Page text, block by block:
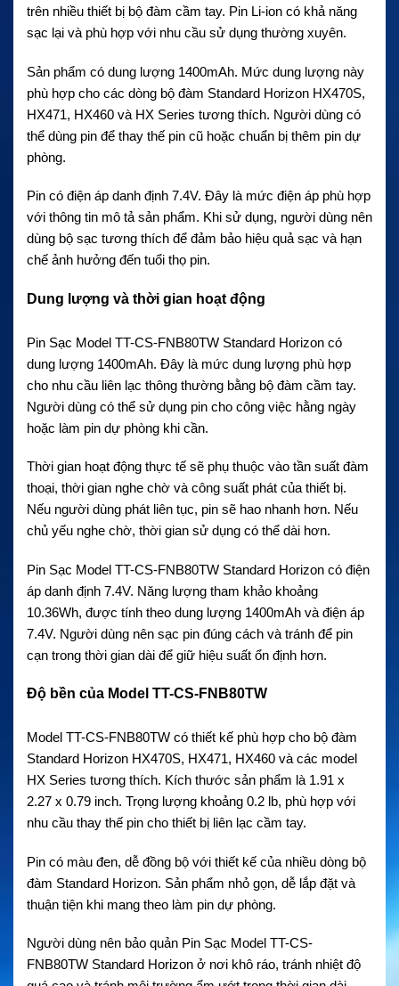
trên nhiều thiết bị bộ đàm cầm tay. Pin Li-ion có khả năng
sạc lại và phù hợp với nhu cầu sử dụng thường xuyên.
Sản phẩm có dung lượng 1400mAh. Mức dung lượng này
phù hợp cho các dòng bộ đàm Standard Horizon HX470S,
HX471, HX460 và HX Series tương thích. Người dùng có
thể dùng pin để thay thế pin cũ hoặc chuẩn bị thêm pin dự
phòng.
Pin có điện áp danh định 7.4V. Đây là mức điện áp phù hợp
với thông tin mô tả sản phẩm. Khi sử dụng, người dùng nên
dùng bộ sạc tương thích để đảm bảo hiệu quả sạc và hạn
chế ảnh hưởng đến tuổi thọ pin.
Dung lượng và thời gian hoạt động
Pin Sạc Model TT-CS-FNB80TW Standard Horizon có
dung lượng 1400mAh. Đây là mức dung lượng phù hợp
cho nhu cầu liên lạc thông thường bằng bộ đàm cầm tay.
Người dùng có thể sử dụng pin cho công việc hằng ngày
hoặc làm pin dự phòng khi cần.
Thời gian hoạt động thực tế sẽ phụ thuộc vào tần suất đàm
thoại, thời gian nghe chờ và công suất phát của thiết bị.
Nếu người dùng phát liên tục, pin sẽ hao nhanh hơn. Nếu
chủ yếu nghe chờ, thời gian sử dụng có thể dài hơn.
Pin Sạc Model TT-CS-FNB80TW Standard Horizon có điện
áp danh định 7.4V. Năng lượng tham khảo khoảng
10.36Wh, được tính theo dung lượng 1400mAh và điện áp
7.4V. Người dùng nên sạc pin đúng cách và tránh để pin
cạn trong thời gian dài để giữ hiệu suất ổn định hơn.
Độ bền của Model TT-CS-FNB80TW
Model TT-CS-FNB80TW có thiết kế phù hợp cho bộ đàm
Standard Horizon HX470S, HX471, HX460 và các model
HX Series tương thích. Kích thước sản phẩm là 1.91 x
2.27 x 0.79 inch. Trọng lượng khoảng 0.2 lb, phù hợp với
nhu cầu thay thế pin cho thiết bị liên lạc cầm tay.
Pin có màu đen, dễ đồng bộ với thiết kế của nhiều dòng bộ
đàm Standard Horizon. Sản phẩm nhỏ gọn, dễ lắp đặt và
thuận tiện khi mang theo làm pin dự phòng.
Người dùng nên bảo quản Pin Sạc Model TT-CS-
FNB80TW Standard Horizon ở nơi khô ráo, tránh nhiệt độ